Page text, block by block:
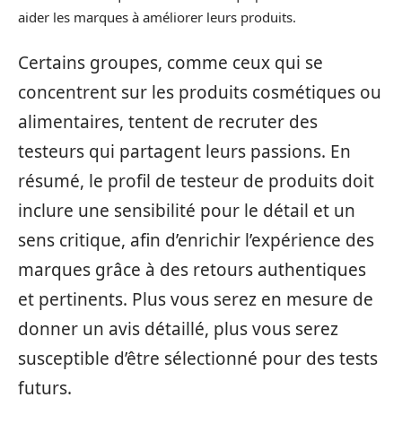
aider les marques à améliorer leurs produits.
Certains groupes, comme ceux qui se
concentrent sur les produits cosmétiques ou
alimentaires, tentent de recruter des
testeurs qui partagent leurs passions. En
résumé, le profil de testeur de produits doit
inclure une sensibilité pour le détail et un
sens critique, afin d’enrichir l’expérience des
marques grâce à des retours authentiques
et pertinents. Plus vous serez en mesure de
donner un avis détaillé, plus vous serez
susceptible d’être sélectionné pour des tests
futurs.